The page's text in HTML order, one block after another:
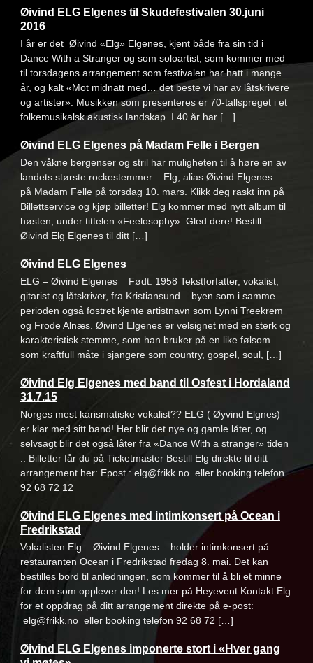
Øivind ELG Elgenes til Skudefestivalen 30.juni
2016
I år er det Øivind «Elg» Elgenes, kjent både fra sin tid i
Dance With a Stranger og som soloartist, som kommer med
til torsdagens arrangement som festivalen har hatt i mange
år, og kalt «Mot midnatt med… det beste vi har av låtskrivere
og artister». Musikken som presenteres er 70-tallspreget i et
folkemusikalsk akustisk landskap. I 40 år har […]
Øivind ELG Elgenes på Madam Felle i Bergen
Den våkne bergenser og stril har muligheten til å høre en av
landets største rockestemmer – Elg, alias Øivind Elgenes –
på Madam Felle på torsdag 10. mars. Klikk deg raskt inn på
Billettservice og kjøp billetter! Elg kommer med nytt album til
høsten, under tittelen «Feelosophy». Gled dere! Bestill
Øivind Elg Elgenes til ditt […]
Øivind ELG Elgenes
ELG – Øivind Elgenes Født: 1958 Tekstforfatter, vokalist,
gitarist og låtskriver, fra Kristiansund – byen som i samme
perioden også fostret kjente artistnavn som Lynni Treekrem
og Frode Alnæs. Øivind Elgenes er velsignet med en sterk og
karakteristisk stemme, som han bruker på en like følsom
som kraftfull måte i sjangere som country, gospel, soul, […]
Øivind Elg Elgenes med band til Osfest i Hordaland
31.7.15
Norges mest karismatiske vokalist?? ELG ( Øyvind Elgnes)
er klar med sitt band! Her blir det nye og gamle låter, og
selvsagt blir det også låter fra «Dance With a stranger» tiden
.. Billetter får du på Ticketmaster Bestill Elg direkte til ditt
arrangement her: Epost : elg@frikk.no eller booking telefon
92 68 72 12
Øivind ELG Elgenes med intimkonsert på Ocean i
Fredrikstad
Vokalisten Elg – Øivind Elgenes – holder intimkonsert på
restauranten Ocean i Fredrikstad fredag 8. mai. Det kan
bestilles bord til anledningen, som kommer til å bli et minne
for dem som opplever den! Les mer på Heyevent Kontakt Elg
for et oppdrag på ditt arrangement direkte på e-post:
elg@frikk.no eller booking telefon 92 68 72 […]
Øivind ELG Elgenes imponerte stort i «Hver gang